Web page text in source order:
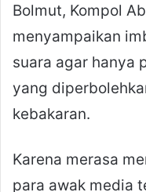
Bolmut, Kompol
menyampaikan
suara agar hanya
yang
kebakaran.
Karena merasa
para awak media